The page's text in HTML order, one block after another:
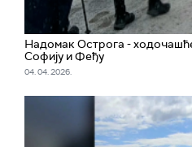
Надомак Острога -
Софију и Феђу
04. 04. 2026.